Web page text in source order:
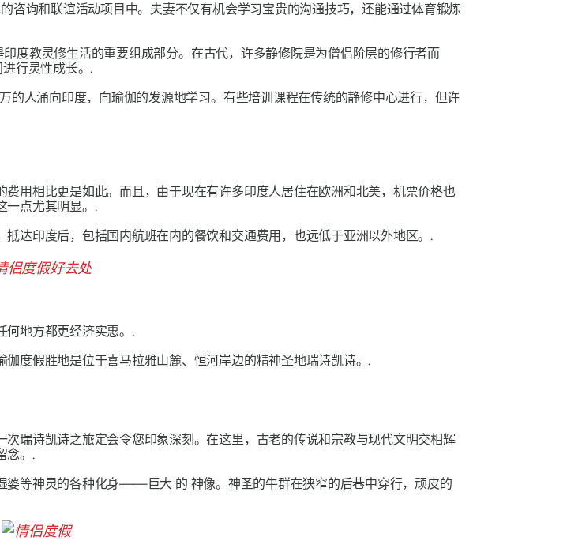
咨询和联谊活动项目中。夫妻不仅有机会学习宝贵的沟通技巧，还能通过体育锻炼
度教灵修生活的重要组成部分。在古代，许多静修院是为僧侣阶层的修行者而
行灵性成长。.
人涌向印度，向瑜伽的发源地学习。有些培训课程在传统的静修中心进行，但许
用相比更是如此。而且，由于现在有许多印度人居住在欧洲和北美，机票价格也
一点尤其明显。.
达印度后，包括国内航班在内的餐饮和交通费用，也远低于亚洲以外地区。.
何地方都更经济实惠。.
度假胜地是位于喜马拉雅山麓、恒河岸边的精神圣地瑞诗凯诗。.
瑞诗凯诗之旅定会令您印象深刻。在这里，古老的传说和宗教与现代文明交相辉
念。.
婆等神灵的各种化身——巨大 的 神像。神圣的牛群在狭窄的后巷中穿行，顽皮的